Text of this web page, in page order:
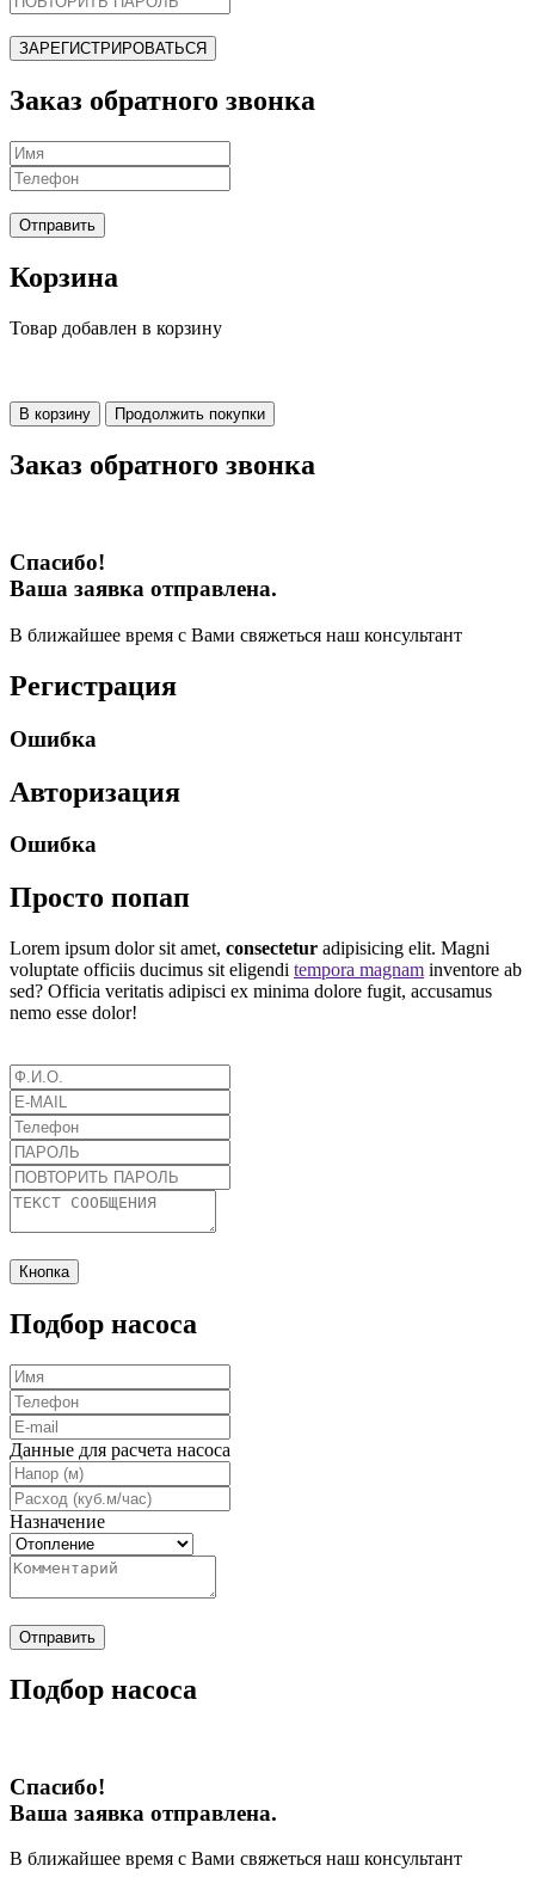
ЗАРЕГИСТРИРОВАТЬСЯ
Заказ обратного звонка
Отправить
Корзина
Товар добавлен в корзину
В корзину Продолжить покупки
Заказ обратного звонка
Спасибо!
Ваша заявка отправлена.
В ближайшее время с Вами свяжеться наш консультант
Регистрация
Ошибка
Авторизация
Ошибка
Просто попап
Lorem ipsum dolor sit amet, consectetur adipisicing elit. Magni
voluptate officiis ducimus sit eligendi tempora magnam inventore ab
sed? Officia veritatis adipisci ex minima dolore fugit, accusamus
nemo esse dolor!
Кнопка
Подбор насоса
Данные для расчета насоса
Назначение
Отправить
Подбор насоса
Спасибо!
Ваша заявка отправлена.
В ближайшее время с Вами свяжеться наш консультант